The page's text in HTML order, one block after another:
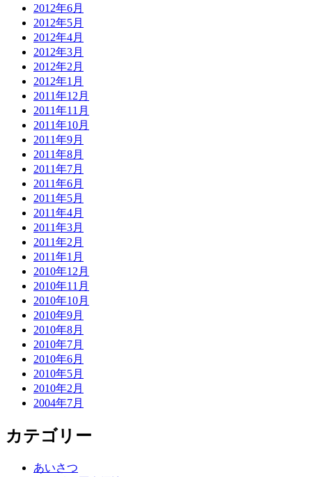
2012年6月
2012年5月
2012年4月
2012年3月
2012年2月
2012年1月
2011年12月
2011年11月
2011年10月
2011年9月
2011年8月
2011年7月
2011年6月
2011年5月
2011年4月
2011年3月
2011年2月
2011年1月
2010年12月
2010年11月
2010年10月
2010年9月
2010年8月
2010年7月
2010年6月
2010年5月
2010年2月
2004年7月
カテゴリー
あいさつ